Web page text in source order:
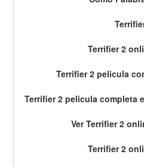
Terrifier 2
Terrifier 2 pelicula
Terrifier 2 pelicula completa
Ver Terrifier 2
Terrifier 2